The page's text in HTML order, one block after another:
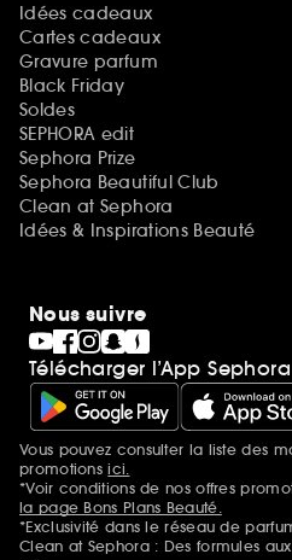
Idées cadeaux
Cartes cadeaux
Gravure parfum
Black Friday
Soldes
SEPHORA edit
Sephora Prize
Sephora Beautiful Club
Clean at Sephora
Idées & Inspirations Beauté
Nous suivre
Télécharger l’App Sephora
Mentions additionnelles
Vous pouvez consulter la liste des
promotionsici.
*Voir conditions de nos offres
la page Bons Plans Beauté.
*Exclusivité dans le réseau de
Clean at Sephora : Des formules